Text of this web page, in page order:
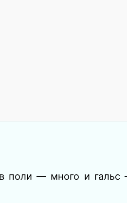
поли — много и гальс